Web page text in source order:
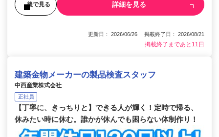
後で見る 詳細を見る
更新日： 2026/06/26 掲載終了日： 2026/08/21
掲載終了まであと11日
建築金物メーカーの製品検査スタッフ
中西産業株式会社
正社員
【丁寧に、きっちりと】できる人が輝く！定時で帰る、
休みたい時に休む。誰かが休んでも困らない体制作り！